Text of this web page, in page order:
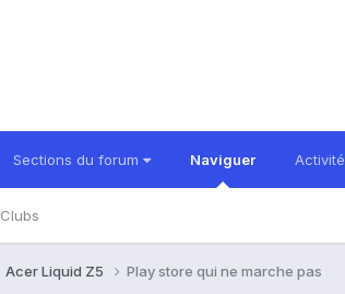
Sections du forum Naviguer
Clubs
Activité
Acer Liquid Z5 Play store qui ne marche pas